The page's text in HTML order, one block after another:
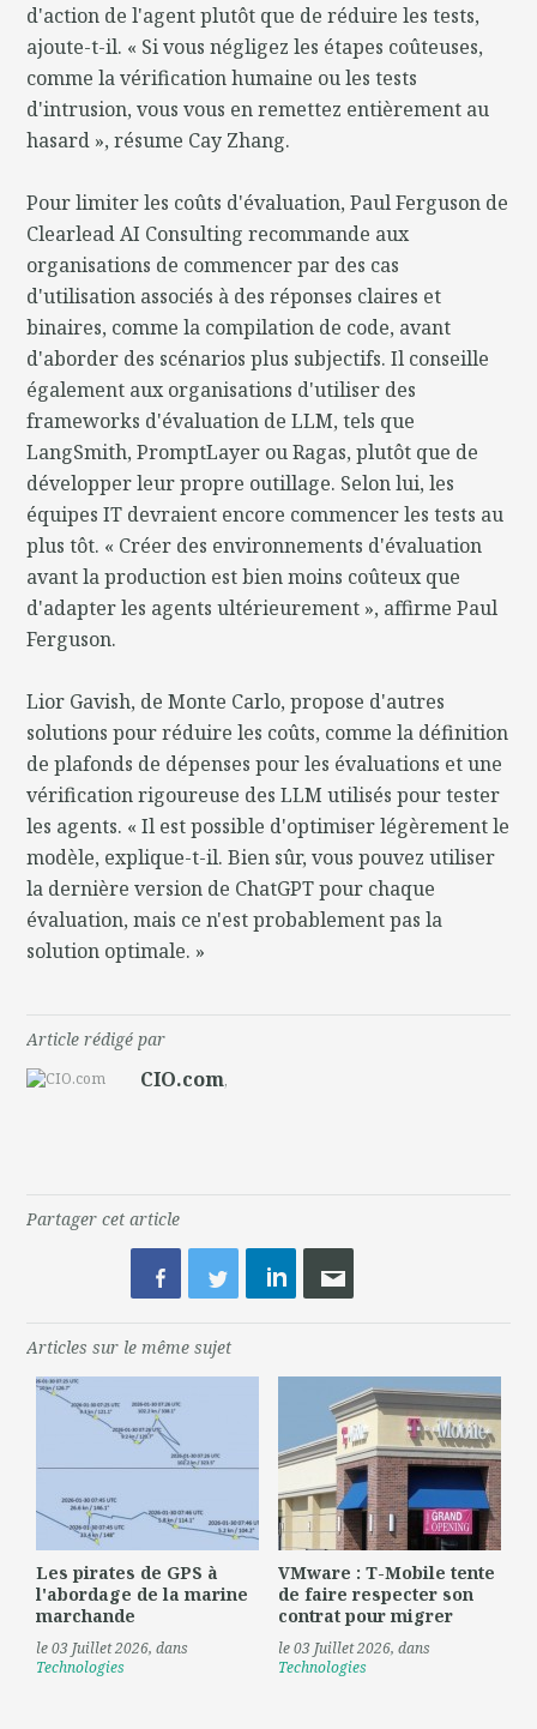
d'action de l'agent plutôt que de réduire les tests,
ajoute-t-il. « Si vous négligez les étapes coûteuses,
comme la vérification humaine ou les tests
d'intrusion, vous vous en remettez entièrement au
hasard », résume Cay Zhang.
Pour limiter les coûts d'évaluation, Paul Ferguson de
Clearlead AI Consulting recommande aux
organisations de commencer par des cas
d'utilisation associés à des réponses claires et
binaires, comme la compilation de code, avant
d'aborder des scénarios plus subjectifs. Il conseille
également aux organisations d'utiliser des
frameworks d'évaluation de LLM, tels que
LangSmith, PromptLayer ou Ragas, plutôt que de
développer leur propre outillage. Selon lui, les
équipes IT devraient encore commencer les tests au
plus tôt. « Créer des environnements d'évaluation
avant la production est bien moins coûteux que
d'adapter les agents ultérieurement », affirme Paul
Ferguson.
Lior Gavish, de Monte Carlo, propose d'autres
solutions pour réduire les coûts, comme la définition
de plafonds de dépenses pour les évaluations et une
vérification rigoureuse des LLM utilisés pour tester
les agents. « Il est possible d'optimiser légèrement le
modèle, explique-t-il. Bien sûr, vous pouvez utiliser
la dernière version de ChatGPT pour chaque
évaluation, mais ce n'est probablement pas la
solution optimale. »
Article rédigé par
CIO.com,
Partager cet article
Articles sur le même sujet
Les pirates de GPS à
l'abordage de la marine
marchande
le 03 Juillet 2026, dans
Technologies
VMware : T-Mobile tente
de faire respecter son
contrat pour migrer
le 03 Juillet 2026, dans
Technologies